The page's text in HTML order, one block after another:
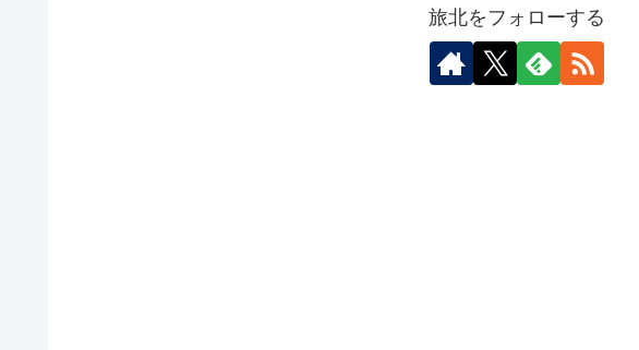
旅北をフォローする